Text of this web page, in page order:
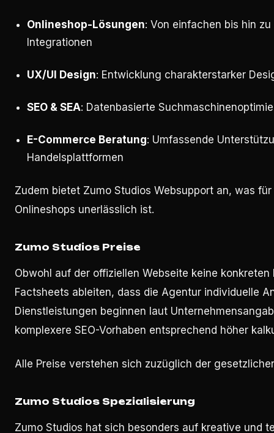
Onlineshop-Lösungen: Von einfachen bis hin
Integrationen
UX/UI Design: Entwicklung charakterstarker
SEO & SEA: Datenbasierte
E-Commerce Beratung: Umfassende
Handelsplattformen
Zudem bietet Zumo Studios Websupport an, was
Onlineshops unerlässlich ist.
Zumo Studios Preise
Obwohl auf der offiziellen Webseite keine
Factsheets ableiten, dass die Agentur individuelle
Dienstleistungen beginnen laut
komplexere SEO-Vorhaben entsprechend höher
Alle Preise verstehen sich zuzüglich der
Zumo Studios Spezialisierung
Zumo Studios hat sich besonders auf kreative und